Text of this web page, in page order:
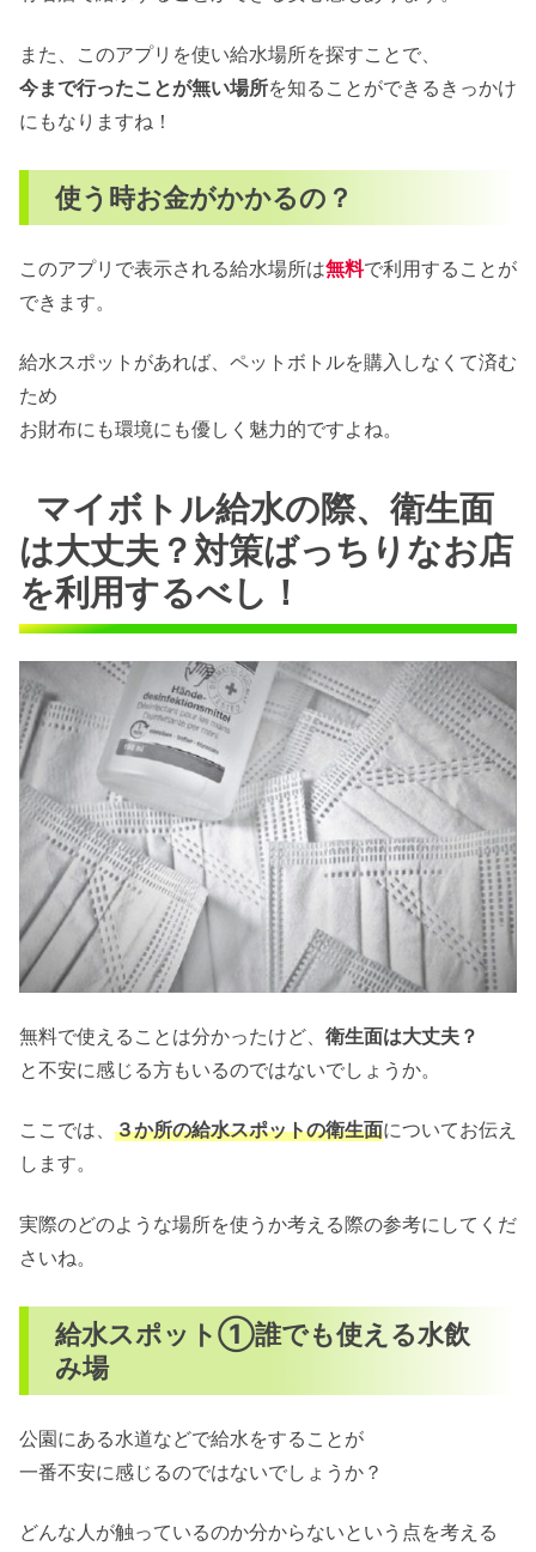
また、このアプリを使い給水場所を探すことで、
今まで行ったことが無い場所を知ることができるきっかけ
にもなりますね！
使う時お金がかかるの？
このアプリで表示される給水場所は無料で利用することが
できます。
給水スポットがあれば、ペットボトルを購入しなくて済む
ため
お財布にも環境にも優しく魅力的ですよね。
マイボトル給水の際、衛生面
は大丈夫？対策ばっちりなお店
を利用するべし！
無料で使えることは分かったけど、 衛生面は大丈夫？
と不安に感じる方もいるのではないでしょうか。
ここでは、 ３か所の給水スポットの衛生面についてお伝え
します。
実際のどのような場所を使うか考える際の参考にしてくだ
さいね。
給水スポット①誰でも使える水飲
み場
公園にある水道などで給水をすることが
一番不安に感じるのではないでしょうか？
どんな人が触っているのか分からないという点を考える